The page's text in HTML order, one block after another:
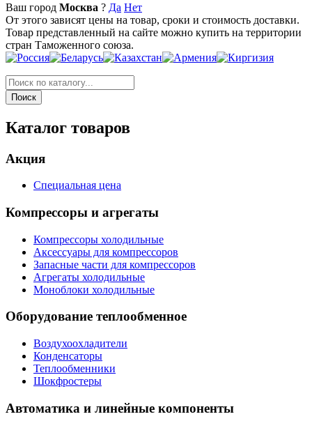
Ваш город Москва ? Да Нет
От этого зависят цены на товар, сроки и стоимость доставки.
Товар представленный на сайте можно купить на территории
стран Таможенного союза.
Каталог товаров
Акция
Специальная цена
Компрессоры и агрегаты
Компрессоры холодильные
Аксессуары для компрессоров
Запасные части для компрессоров
Агрегаты холодильные
Моноблоки холодильные
Оборудование теплообменное
Воздухоохладители
Конденсаторы
Теплообменники
Шокфростеры
Автоматика и линейные компоненты